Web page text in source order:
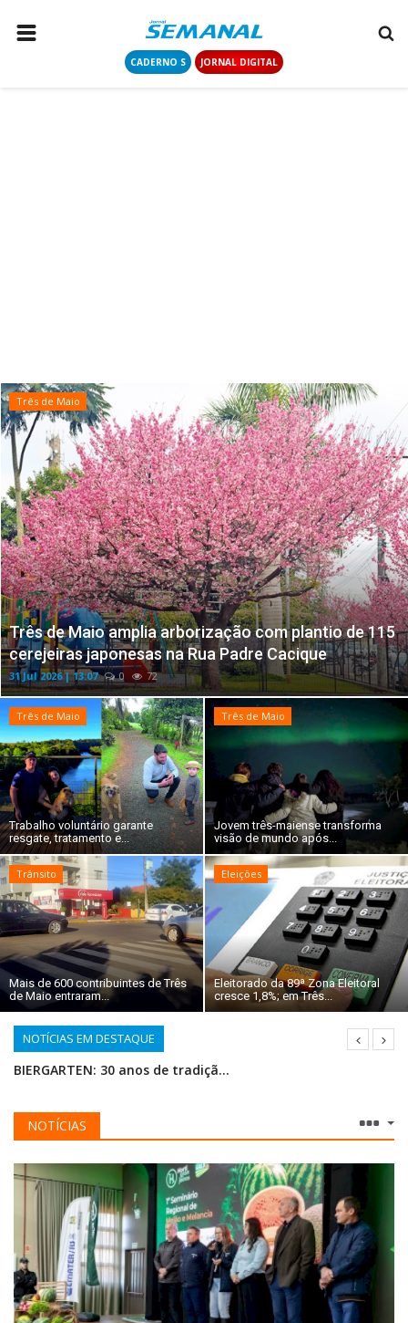
CADERNO S JORNAL DIGITAL
Três de Maio
Três de Maio amplia arborização com plantio de 115
cerejeiras japonesas na Rua Padre Cacique
31 Jul 2026 | 13:07 0 72
Três de Maio
Trabalho voluntário garante
resgate, tratamento e...
Três de Maio
Jovem três-maiense transforma
visão de mundo após...
Trânsito
Mais de 600 contribuintes de Três
de Maio entraram...
Eleições
Eleitorado da 89ª Zona Eleitoral
cresce 1,8%; em Três...
NOTÍCIAS EM DESTAQUE
BIERGARTEN: 30 anos de tradição e confraternização no pátio da igreja
NOTÍCIAS